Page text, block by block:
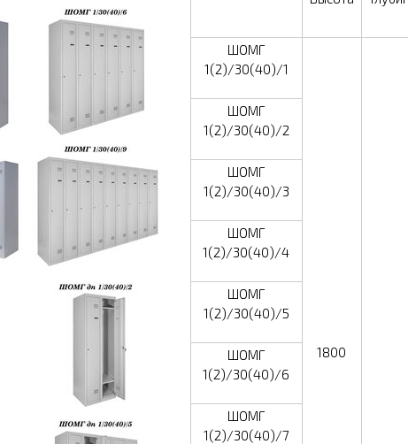
ШОМГ
1(2)/30(40)/1
1800
ШОМГ
1(2)/30(40)/2
ШОМГ
1(2)/30(40)/3
ШОМГ
1(2)/30(40)/4
ШОМГ
1(2)/30(40)/5
ШОМГ
1(2)/30(40)/6
ШОМГ
1(2)/30(40)/7